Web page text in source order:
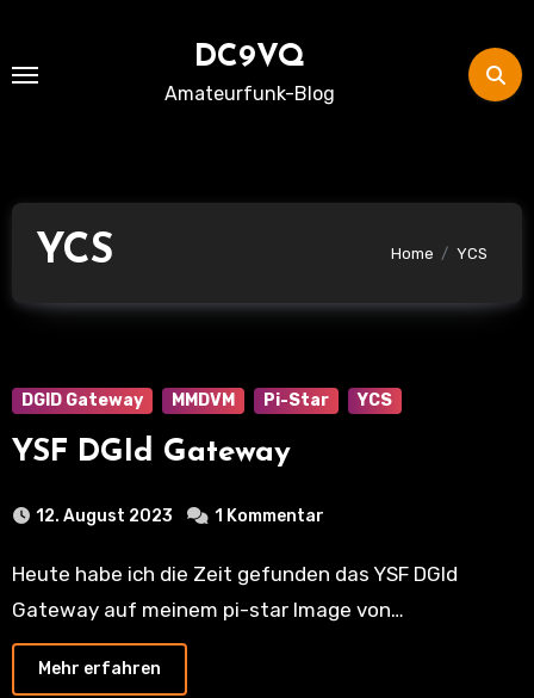
content
DC9VQ
Amateurfunk-Blog
YCS Home YCS
DGID Gateway MMDVM Pi-Star YCS
YSF DGId Gateway
12. August 2023 1 Kommentar
Heute habe ich die Zeit gefunden das YSF DGId
Gateway auf meinem pi-star Image von…
Mehr erfahren